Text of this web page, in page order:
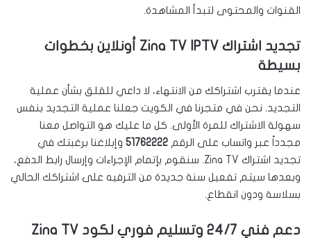
القنوات والمحتوى لتبدأ المشاهدة.
تجديد اشتراك Zina TV IPTV أونلاين بخطوات
بسيطة
عندما يقترب اشتراكك من الانتهاء، لا داعي للقلق بشأن عملية
التجديد. نحن في متجرنا في الكويت جعلنا عملية التجديد بنفس
سهولة الاشتراك للمرة الأولى. كل ما عليك هو التواصل معنا
مجدداً عبر واتساب على الرقم 51762222 وإبلاغنا برغبتك في
تجديد اشتراك Zina TV. سنقوم بإتمام الإجراءات وإرسال رابط الدفع،
وبعدها سيتم تفعيل سنة جديدة من الترفيه على اشتراكك الحالي
بسلاسة ودون انقطاع.
دعم فني 24/7 وتسليم فوري لكود Zina TV